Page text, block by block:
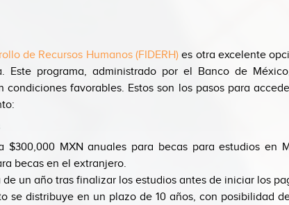
de Recursos Humanos (FIDERH) es otra excelente
Este programa, administrado por el Banco de México
condiciones favorables. Estos son los pasos para
$300,000 MXN anuales para becas para estudios en
becas en el extranjero.
de un año tras finalizar los estudios antes de iniciar los
se distribuye en un plazo de 10 años, con posibilidad